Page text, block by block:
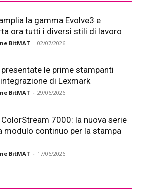
la gamma Evolve3 e
ora tutti i diversi stili di lavoro
BitMAT - 02/07/2026
presentate le prime stampanti
di Lexmark
BitMAT - 29/06/2026
ColorStream 7000: la nuova serie
modulo continuo per la stampa
BitMAT - 17/06/2026